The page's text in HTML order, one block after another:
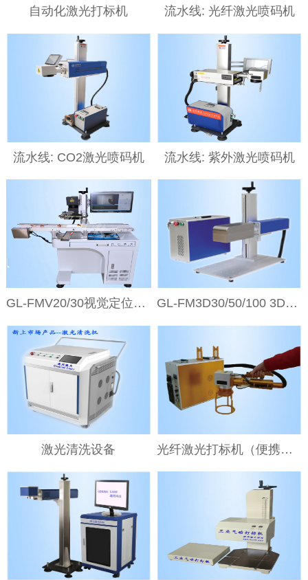
自动化激光打标机 流水线: 光纤激光喷码机
流水线: CO2激光喷码机 流水线: 紫外激光喷码机
GL-FMV20/30视觉定位激光打标机 GL-FM3D30/50/100 3D动态聚焦激光打标设备
激光清洗设备 光纤激光打标机（便携式）